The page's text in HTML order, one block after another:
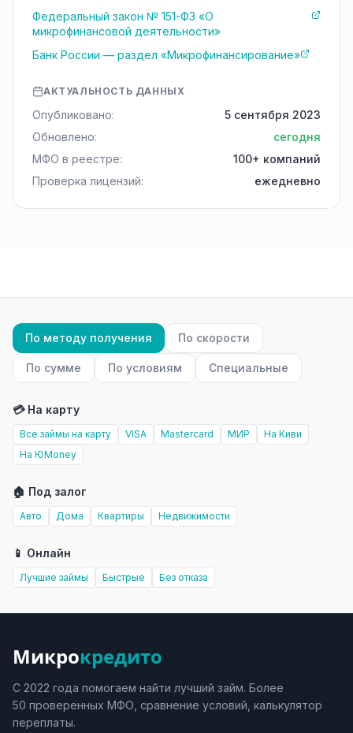
Федеральный закон № 151-ФЗ «О
микрофинансовой деятельности»
Банк России — раздел «Микрофинансирование»
АКТУАЛЬНОСТЬ ДАННЫХ
Опубликовано:
5 сентября 2023
Обновлено:
сегодня
МФО в реестре:
100+ компаний
Проверка лицензий:
ежедневно
По методу получения По скорости
По сумме По условиям Специальные
💳 На карту
Все займы на карту VISA Mastercard МИР
На Киви
На ЮMoney
🏠 Под залог
Авто Дома Квартиры Недвижимости
📱 Онлайн
Лучшие займы Быстрые Без отказа
Микрокредито
С 2022 года помогаем найти лучший займ. Более
50 проверенных МФО, сравнение условий, калькулятор
переплаты.